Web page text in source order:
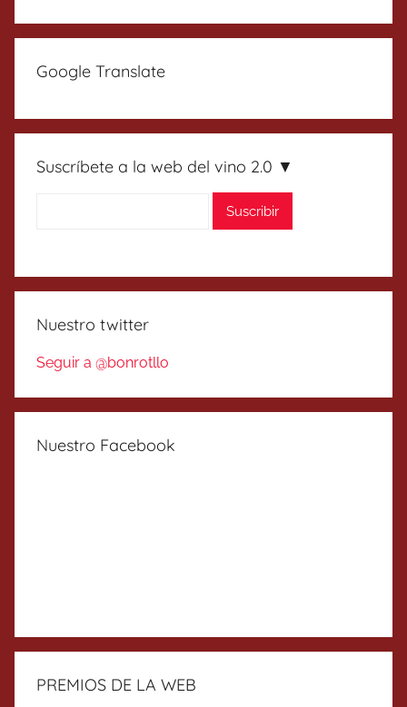
Google Translate
Suscríbete a la web del vino 2.0 ▼
Nuestro twitter
Seguir a @bonrotllo
Nuestro Facebook
PREMIOS DE LA WEB